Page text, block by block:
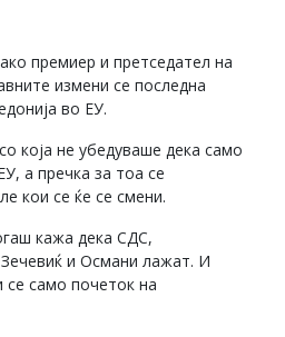
премиер и претседател на
измени се последна
во ЕУ.
која не убедуваше дека само
а пречка за тоа се
кои се ќе се смени.
кажа дека СДС,
и Османи лажат. И
се само почеток на